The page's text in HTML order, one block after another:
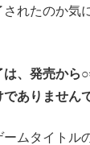
れたのか気
、発売から
ありません
ムタイトル